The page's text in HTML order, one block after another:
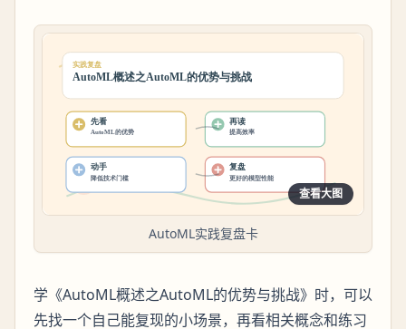
查看大图
AutoML实践复盘卡
学《AutoML概述之AutoML的优势与挑战》时，可以
先找一个自己能复现的小场景，再看相关概念和练习